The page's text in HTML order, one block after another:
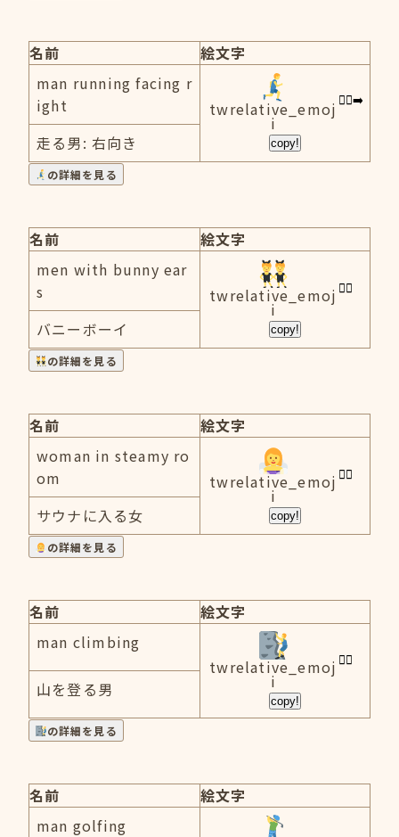
名前
絵文字
man running facing r
ight
twrelative_emoj
i
copy!
走る男: 右向き
の詳細を見る
名前
絵文字
men with bunny ear
s
twrelative_emoj
i
copy!
バニーボーイ
の詳細を見る
名前
絵文字
woman in steamy ro
om
twrelative_emoj
i
copy!
サウナに入る女
の詳細を見る
名前
絵文字
man climbing
twrelative_emoj
i
copy!
山を登る男
の詳細を見る
名前
絵文字
man golfing